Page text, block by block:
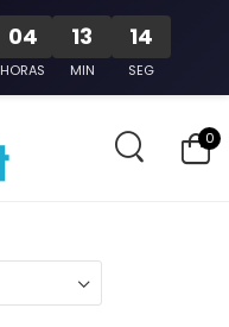
04
HORAS
13
MIN
13
SEG
0